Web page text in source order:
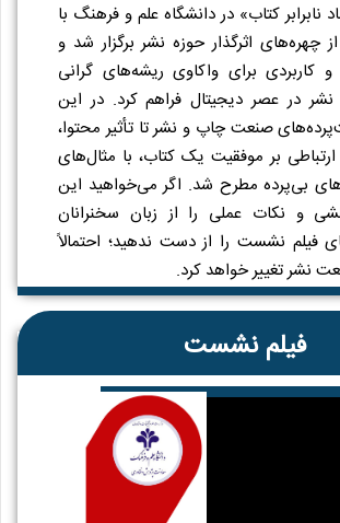
کتاب» در دانشگاه علم و فرهنگ با
چهره‌های اثرگذار حوزه نشر برگزار شد و
کاربردی برای واکاوی ریشه‌های گرانی
نشر در عصر دیجیتال فراهم کرد. در این
صنعت چاپ و نشر تا تأثیر محتوا،
بر موفقیت یک کتاب، با مثال‌های
بی‌پرده مطرح شد. اگر می‌خواهید این
و نکات عملی را از زبان سخنرانان
فیلم نشست را از دست ندهید؛ احتمالاً
نشر تغییر خواهد کرد.
فیلم نشست